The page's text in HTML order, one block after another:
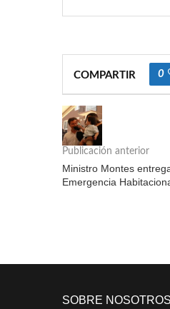
COMPARTIR 0
Publicación anterior
Ministro Montes
Emergencia
SOBRE NOSOTROS